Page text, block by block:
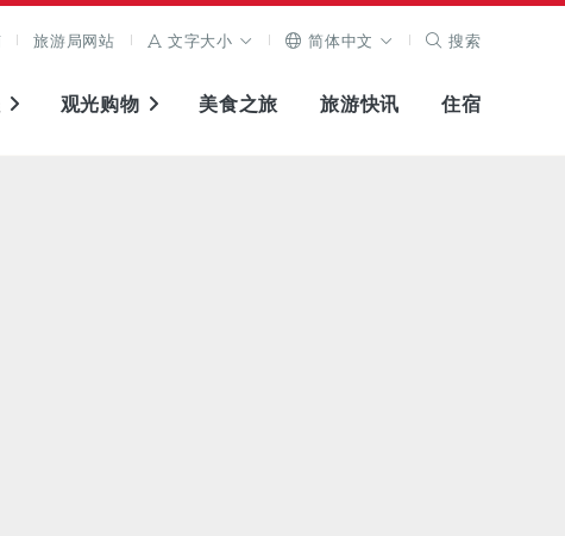
旅游局网站 文字大小 简体中文 搜索
观光购物 美食之旅 旅游快讯 住宿